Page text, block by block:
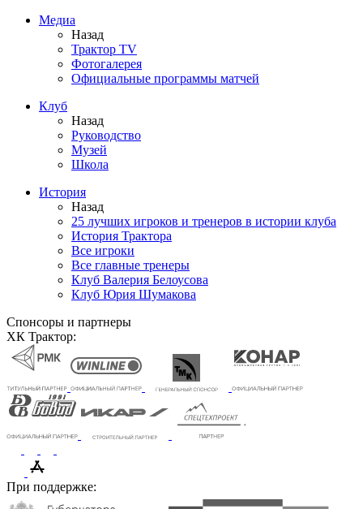
Медиа
Назад
Трактор TV
Фотогалерея
Официальные программы матчей
Клуб
Назад
Руководство
Музей
Школа
История
Назад
25 лучших игроков и тренеров в истории клуба
История Трактора
Все игроки
Все главные тренеры
Клуб Валерия Белоусова
Клуб Юрия Шумакова
Спонсоры и партнеры
ХК Трактор:
При поддержке: